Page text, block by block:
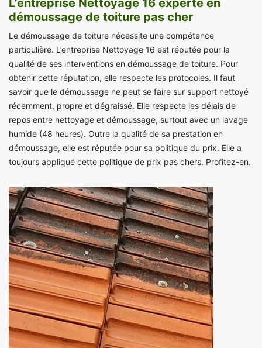
L’entreprise Nettoyage 16 experte en
démoussage de toiture pas cher
Le démoussage de toiture nécessite une compétence
particulière. L’entreprise Nettoyage 16 est réputée pour la
qualité de ses interventions en démoussage de toiture. Pour
obtenir cette réputation, elle respecte les protocoles. Il faut
savoir que le démoussage ne peut se faire sur support nettoyé
récemment, propre et dégraissé. Elle respecte les délais de
repos entre nettoyage et démoussage, surtout avec un lavage
humide (48 heures). Outre la qualité de sa prestation en
démoussage, elle est réputée pour sa politique du prix. Elle a
toujours appliqué cette politique de prix pas chers. Profitez-en.